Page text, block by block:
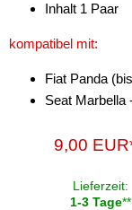
Stromversorgung
Subwoofer-Zubehör
USB-Adapter
Wechsler-Zubehör
Inhalt 1 Paar
kompatibel mit:
Fiat Panda
Seat Marbella
9,00
Lieferzeit:
1-3 Tage**